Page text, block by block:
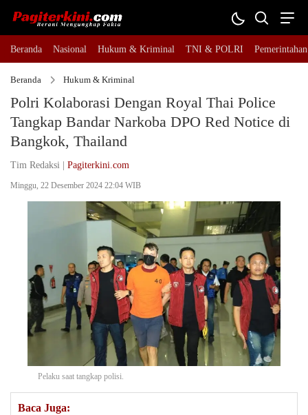
Beranda Nasional Hukum & Kriminal TNI & POLRI Pemerintahan
Beranda Hukum & Kriminal
Polri Kolaborasi Dengan Royal Thai Police
Tangkap Bandar Narkoba DPO Red Notice di
Bangkok, Thailand
Tim Redaksi | Pagiterkini.com
Minggu, 22 Desember 2024 22:04 WIB
Pelaku saat tangkap polisi.
Baca Juga: